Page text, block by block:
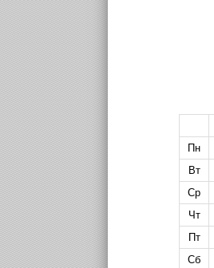
Пн
Вт
Ср
Чт
Пт
Сб